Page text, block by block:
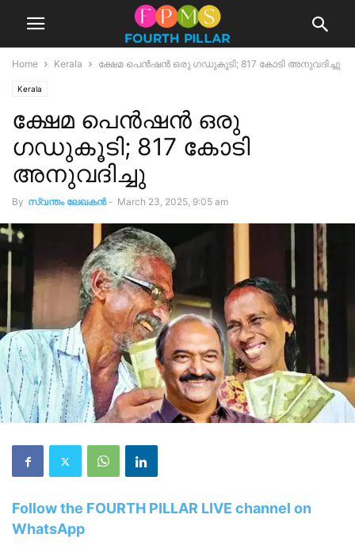
Home Kerala ക്ഷേമ പെൻഷൻ ഒരു ഗഡുകൂടി; 817 കോടി അനുവദിച്ചു
Kerala
ക്ഷേമ പെൻഷൻ ഒരു
ഗഡുകൂടി; 817 കോടി
അനുവദിച്ചു
By സ്വന്തം ലേഖകന്‍ - March 23, 2025, 9:05 am
Follow the FOURTH PILLAR LIVE channel on
WhatsApp